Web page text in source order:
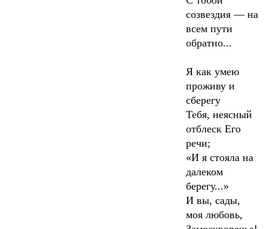
созвездия — на
всем пути
обратно...
Я как умею
проживу и
сберегу
Тебя, неясный
отблеск Его
речи;
«И я стояла на
далеком
берегу...»
И вы, сады,
моя любовь,